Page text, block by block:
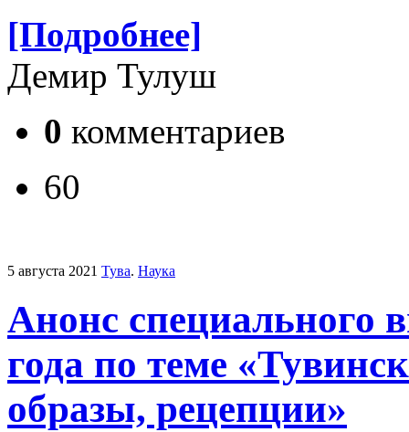
[Подробнее]
Демир Тулуш
0 комментариев
60
5 августа 2021 Тува. Наука
Анонс специального
года по теме
образы, рецепции»